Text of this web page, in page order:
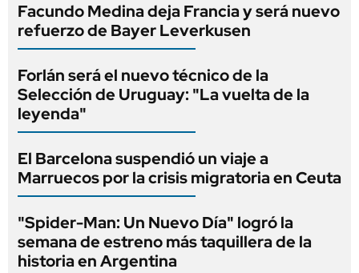
Facundo Medina deja Francia y será nuevo
refuerzo de Bayer Leverkusen
Forlán será el nuevo técnico de la
Selección de Uruguay: "La vuelta de la
leyenda"
El Barcelona suspendió un viaje a
Marruecos por la crisis migratoria en Ceuta
"Spider-Man: Un Nuevo Día" logró la
semana de estreno más taquillera de la
historia en Argentina